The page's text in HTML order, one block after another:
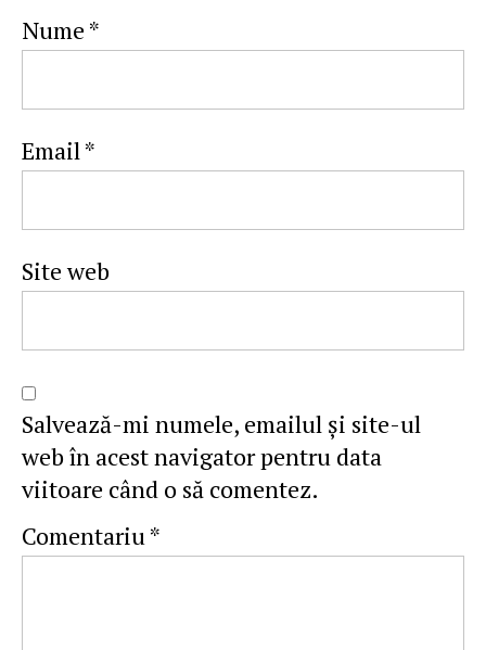
Nume *
Email*
Site web
Salvează-mi numele, emailul și site-ul
web în acest navigator pentru data
viitoare când o să comentez.
Comentariu*